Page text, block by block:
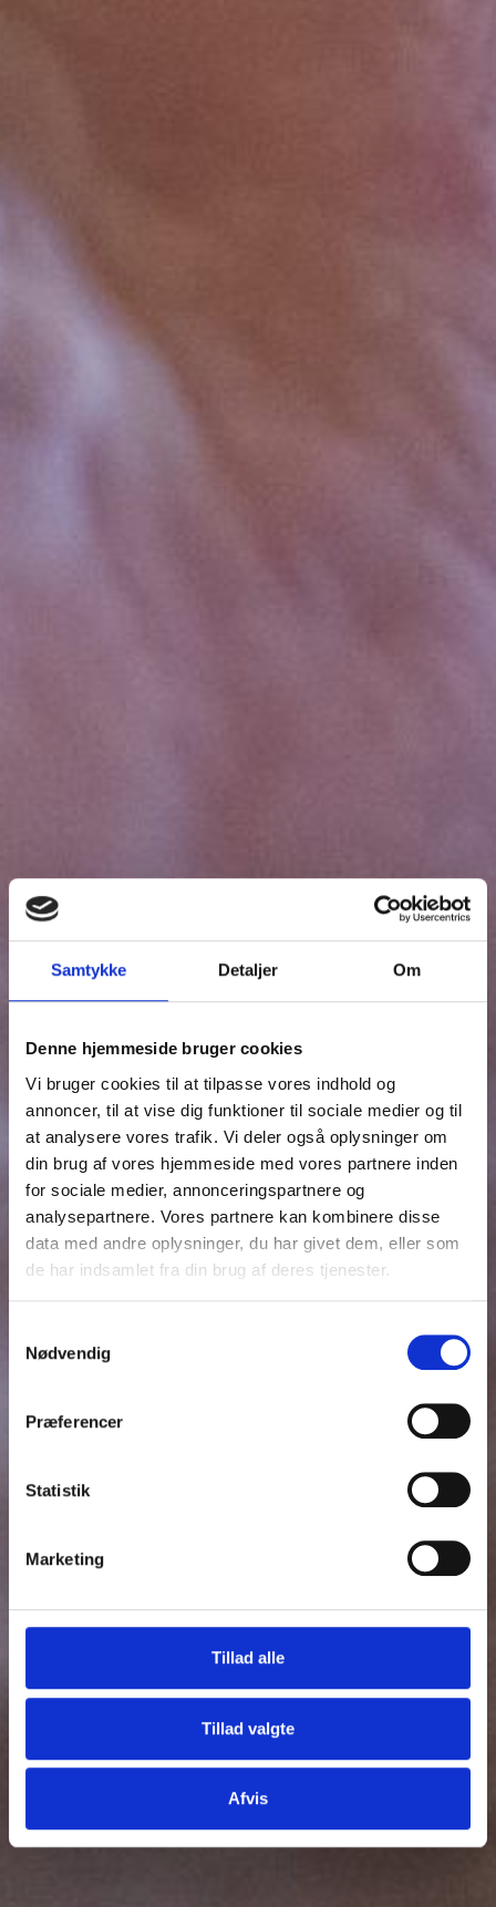
Samtykke Detaljer Om
Denne hjemmeside bruger cookies
Vi bruger cookies til at tilpasse vores indhold og
annoncer, til at vise dig funktioner til sociale medier og til
at analysere vores trafik. Vi deler også oplysninger om
din brug af vores hjemmeside med vores partnere inden
for sociale medier, annonceringspartnere og
analysepartnere. Vores partnere kan kombinere disse
data med andre oplysninger, du har givet dem, eller som
de har indsamlet fra din brug af deres tjenester.
Nødvendig
Præferencer
Statistik
Marketing
Tillad alle
Tillad valgte
Afvis